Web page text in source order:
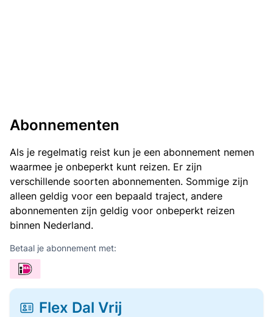
Abonnementen
Als je regelmatig reist kun je een abonnement nemen
waarmee je onbeperkt kunt reizen. Er zijn
verschillende soorten abonnementen. Sommige zijn
alleen geldig voor een bepaald traject, andere
abonnementen zijn geldig voor onbeperkt reizen
binnen Nederland.
Betaal je abonnement met:
Flex Dal Vrij